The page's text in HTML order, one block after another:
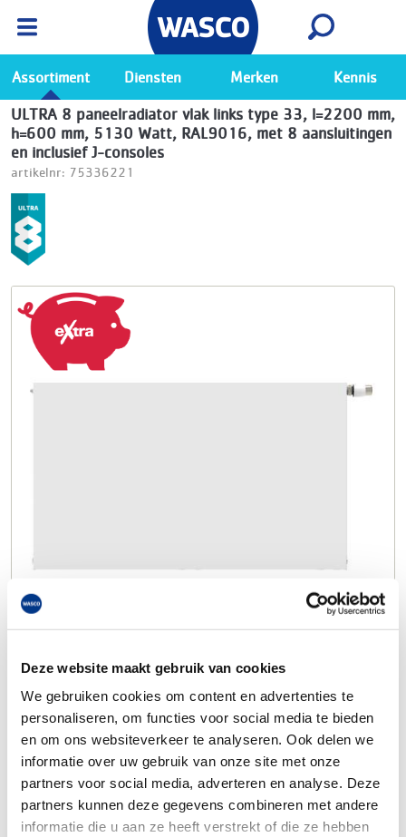
Deze website maakt gebruik van cookies
We gebruiken cookies om content en advertenties te
personaliseren, om functies voor social media te bieden
en om ons websiteverkeer te analyseren. Ook delen we
informatie over uw gebruik van onze site met onze
partners voor social media, adverteren en analyse. Deze
partners kunnen deze gegevens combineren met andere
informatie die u aan ze heeft verstrekt of die ze hebben
Ga naar de Wasco app
Bekijk
Assortiment Diensten Merken Kennis
ULTRA 8 paneelradiator vlak links type 33, l=2200 mm,
h=600 mm, 5130 Watt, RAL9016, met 8 aansluitingen
en inclusief J-consoles
artikelnr: 75336221